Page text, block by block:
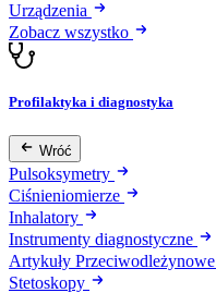
Urządzenia
Zobacz wszystko
Profilaktyka i diagnostyka
Wróć
Pulsoksymetry
Ciśnieniomierze
Inhalatory
Instrumenty diagnostyczne
Artykuły Przeciwodleżynowe
Stetoskopy